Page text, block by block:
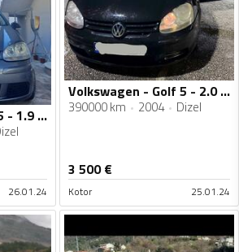
Volkswagen - Golf 5 - 1.9 BKC
26.01.24
Volkswagen - Golf 5 - 2.0 TDI
390000 km 2004 Dizel
3 500€
Kotor 25.01.24